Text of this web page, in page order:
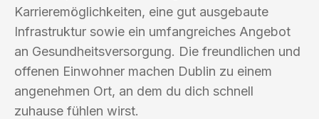
Karrieremöglichkeiten, eine gut ausgebaute
Infrastruktur sowie ein umfangreiches Angebot
an Gesundheitsversorgung. Die freundlichen und
offenen Einwohner machen Dublin zu einem
angenehmen Ort, an dem du dich schnell
zuhause fühlen wirst.